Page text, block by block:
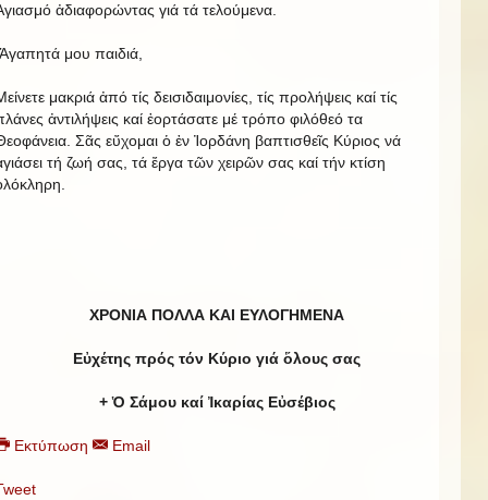
ἀδιαφορώντας γιά τά τελούμενα.
μου παιδιά,
μακριά ἀπό τίς δεισιδαιμονίες, τίς προλήψεις καί τίς
ἀντιλήψεις καί ἑορτάσατε μέ τρόπο φιλόθεό τα
Σᾶς εὔχομαι ὁ ἐν Ἰορδάνη βαπτισθεῖς Κύριος νά
τή ζωή σας, τά ἔργα τῶν χειρῶν σας καί τήν κτίση
ΧΡΟΝΙΑ ΠΟΛΛΑ ΚAΙ ΕΥΛΟΓΗΜΕΝΑ
Εὐχέτης πρός τόν Κύριο γιά ὅλους σας
+ Ὁ Σάμου καί Ἰκαρίας Εὐσέβιος
Εκτύπωση Email